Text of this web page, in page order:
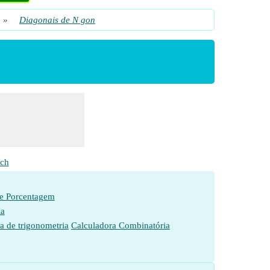
» Diagonais de N gon
Porcentagem
de trigonometria Calculadora Combinatória